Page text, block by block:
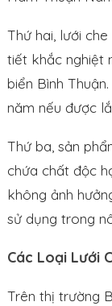
Thứ hai, lưới
tiết khắc nghiệt
biển Bình
năm nếu được
Thứ ba, sản
chứa chất độc
không ảnh
sử dụng trong
Các Loại Lưới
Trên thị trường